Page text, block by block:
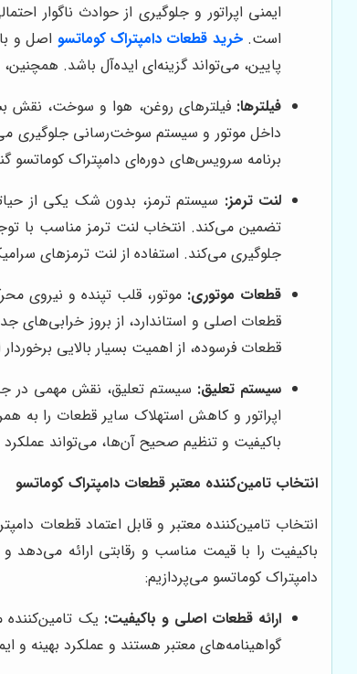
ایمنی اپراتور و جلوگیری از حوادث ناگوار
است.خرید قطعات دامپتراک کوماتسو
پایین، می‌تواند گزینه‌ای ایده‌آل باشد.
فیلترها: فیلترهای روغن، هوا و سوخت، نقش
داخل موتور و سیستم سوخت‌رسانی جلوگیری
برنامه سرویس‌های دوره‌ای دامپتراک کوماتسو
لنت ترمز: سیستم ترمز، بدون شک یکی از
تضمین می‌کند. انتخاب لنت ترمز مناسب با
جلوگیری می‌کند. استفاده از لنت ترمزهای
قطعات موتوری: موتور، قلب تپنده و نیروی
قطعات اصلی و استاندارد، از بروز
قطعات فرسوده، از اهمیت بسیار بالایی
سیستم تعلیق: سیستم تعلیق، نقش مهمی در
اپراتور و کاهش استهلاک سایر قطعات را به
باکیفیت و تنظیم صحیح آن‌ها، می‌تواند
انتخاب تامین‌کننده معتبر قطعات دامپتراک کوماتسو
انتخاب تامین‌کننده معتبر و قابل اعتماد قطعات
باکیفیت را با قیمت مناسب و رقابتی ارائه
دامپتراک کوماتسو می‌پردازیم:
ارائه قطعات اصلی و باکیفیت: یک تامین‌کننده
گواهینامه‌های معتبر هستند و عملکرد بهینه